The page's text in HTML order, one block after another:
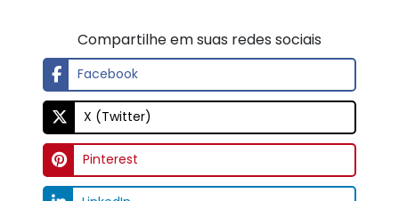
Compartilhe em suas redes sociais
Facebook
X (Twitter)
Pinterest